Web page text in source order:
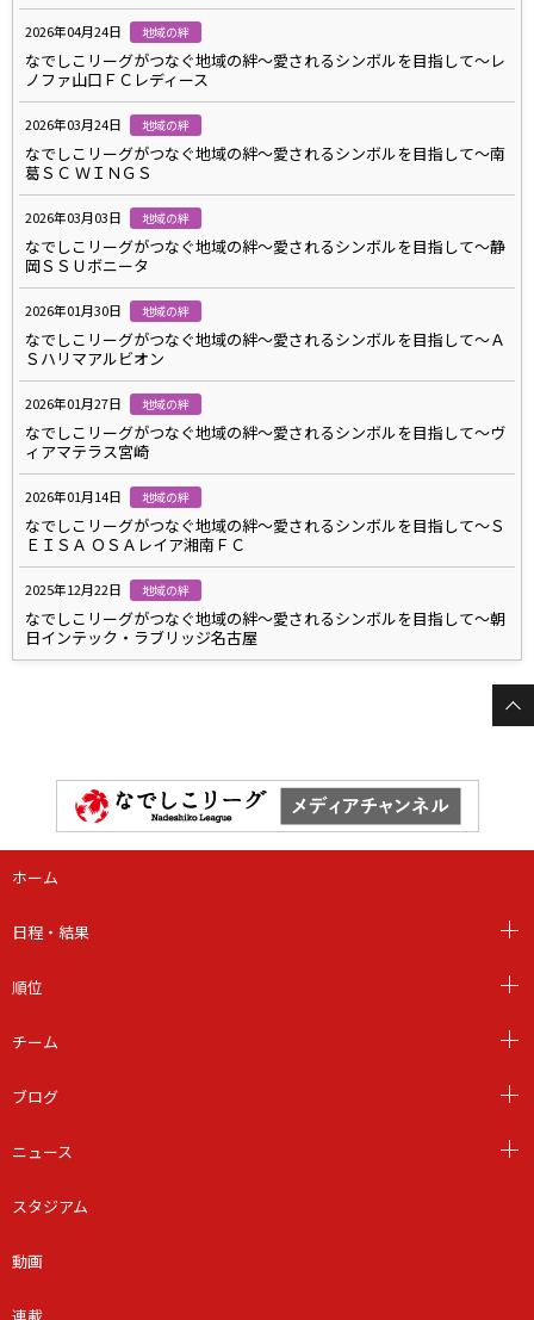
2026年04月24日 地域の絆
なでしこリーグがつなぐ地域の絆～愛されるシンボルを目指して～レ
ノファ山口ＦＣレディース
2026年03月24日 地域の絆
なでしこリーグがつなぐ地域の絆～愛されるシンボルを目指して～南
葛ＳＣ ＷＩＮＧＳ
2026年03月03日 地域の絆
なでしこリーグがつなぐ地域の絆～愛されるシンボルを目指して～静
岡ＳＳＵボニータ
2026年01月30日 地域の絆
なでしこリーグがつなぐ地域の絆～愛されるシンボルを目指して～Ａ
Ｓハリマアルビオン
2026年01月27日 地域の絆
なでしこリーグがつなぐ地域の絆～愛されるシンボルを目指して～ヴ
ィアマテラス宮崎
2026年01月14日 地域の絆
なでしこリーグがつなぐ地域の絆～愛されるシンボルを目指して～Ｓ
ＥＩＳＡ ＯＳＡレイア湘南ＦＣ
2025年12月22日 地域の絆
なでしこリーグがつなぐ地域の絆～愛されるシンボルを目指して～朝
日インテック・ラブリッジ名古屋
ホーム
日程・結果
順位
チーム
ブログ
ニュース
スタジアム
動画